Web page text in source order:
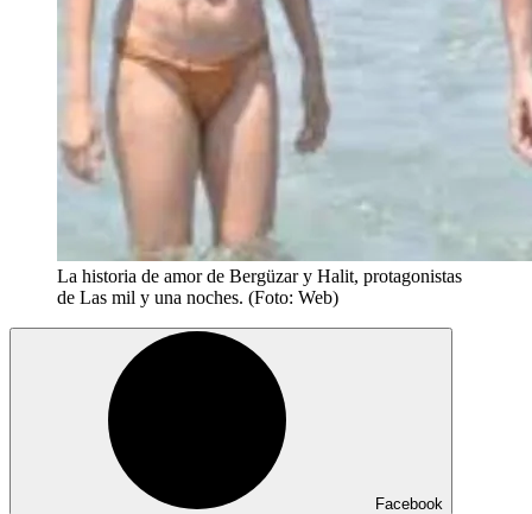
La historia de amor de Bergüzar y Halit, protagonistas
de Las mil y una noches. (Foto: Web)
Facebook